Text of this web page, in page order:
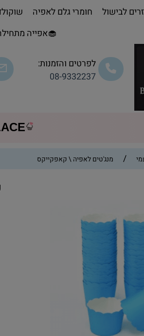
🧁אפייה
לפרטים והזמנות:
08-9332237
לבישול חומרי גלם לאפיה
/ מנג'טים לאפיה \ קאפקייקס